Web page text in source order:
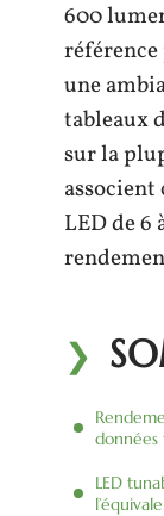
600
référence
une
tableaux
sur la
LED de 6
LED